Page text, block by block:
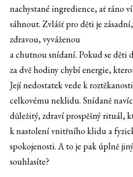
nachystané ingredience, ať ráno
sáhnout. Zvlášť pro děti je
zdravou, vyváženou
a chutnou snídaní. Pokud se děti
za dvě hodiny chybí energie,
Její nedostatek vede k
celkovému neklidu. Snídaně
důležitý, zdraví prospěšný rituál,
k nastolení vnitřního klidu a
spokojenosti. A to je pak úplně
souhlasíte?